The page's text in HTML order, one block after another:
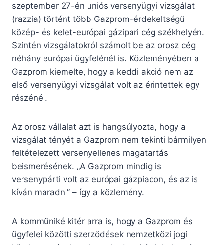
szeptember 27-én uniós versenyügyi vizsgálat
(razzia) történt több Gazprom-érdekeltségű
közép- és kelet-európai gázipari cég székhelyén.
Szintén vizsgálatokról számolt be az orosz cég
néhány európai ügyfelénél is. Közleményében a
Gazprom kiemelte, hogy a keddi akció nem az
első versenyügyi vizsgálat volt az érintettek egy
részénél.
Az orosz vállalat azt is hangsúlyozta, hogy a
vizsgálat tényét a Gazprom nem tekinti bármilyen
feltételezett versenyellenes magatartás
beismerésének. „A Gazprom mindig is
versenypárti volt az európai gázpiacon, és az is
kíván maradni” – így a közlemény.
A kommüniké kitér arra is, hogy a Gazprom és
ügyfelei közötti szerződések nemzetközi jogi